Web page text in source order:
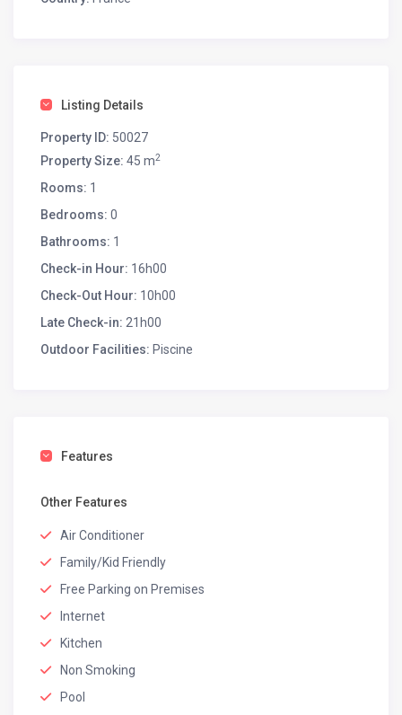
→ Service de ménage à la fin de votre séjour pour
Listing Details
Property ID: 50027
Property Size: 45 m2
Rooms: 1
Bedrooms: 0
Bathrooms: 1
Check-in Hour: 16h00
Check-Out Hour: 10h00
Late Check-in: 21h00
Outdoor Facilities: Piscine
Features
Other Features
Air Conditioner
Family/Kid Friendly
Free Parking on Premises
Internet
Kitchen
Non Smoking
Pool